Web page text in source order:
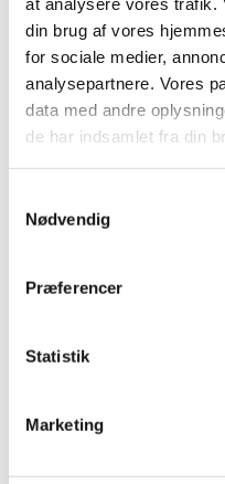
din brug af vores
for sociale medier,
analysepartnere. Vores
data med andre
de har indsamlet fra din
Nødvendig
Præferencer
Statistik
Marketing
Hos Tækkefirmaet